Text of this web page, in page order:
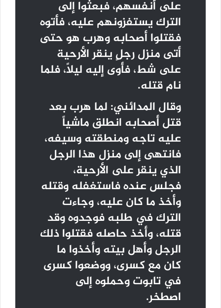
على أنفسهم، فبعثوا إلى
الترك يستفزونهم عليه، فأتوه
فقتلوا أصحابه وهرب هو حتى
أتى منزل رجلٍ ينقر الأرحية
على شط، فأوى إليه ليلاً، فلما
نام قتله.
وقال المدائني: لما هرب بعد
قتل أصحابه انطلق ماشياً
عليه تاجه ومنطقته وسيفه،
فانتهى إلى منزل هذا الرجل
الذي ينقر على الأرحية،
فجلس عنده فاستغفله وقتله
وأخذ ما كان عليه، وجاءت
الترك في طلبه فوجدوه وقد
قتله، وأخذ حاصله فقتلوا ذلك
الرجل وأهل بيته وأخذوا ما
كان مع كسرى، ووضعوا كسرى
في تابوت وحملوه إلى
اصطخر.